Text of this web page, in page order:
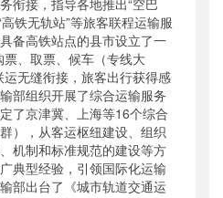
衔接，指导各地推出“空巴
高铁无轨站”等旅客联程运输服
备高铁站点的县市设立了一
、取票、候车（专线大
运无缝衔接，旅客出行获得感
部组织开展了综合运输服务
了京津冀、上海等16个综合
），从客运枢纽建设、组织
机制和标准规范的建设等方
典型经验，引领国际化运输
部出台了《城市轨道交通运